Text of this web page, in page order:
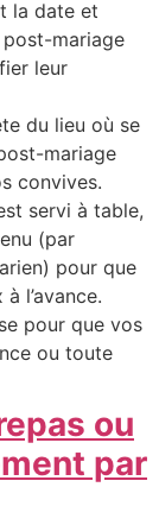
la date et
post-mariage
leur
du lieu où se
mariage
convives.
servi à table,
(par
pour que
l’avance.
pour que vos
ou toute
ou
par